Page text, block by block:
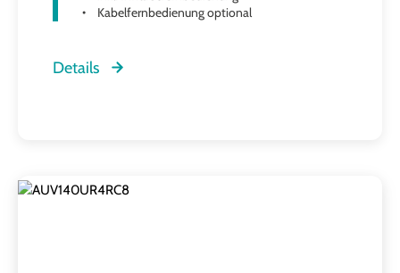
Kabelfernbedienung optional
Details